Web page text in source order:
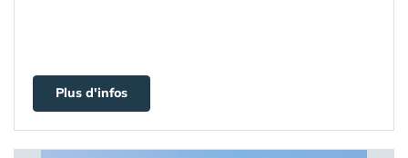
Plus d'infos